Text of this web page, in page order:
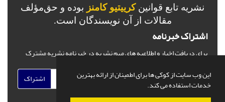
این وب سایت از کوکی ها برای اطمینان از ارائه بهترین
خدمات استفاده می کند.
نشریه تابع قوانینکرییتیو کامنز بوده و حق‌مؤلف
مقالات از آن نویسندگان است.
اشتراک خبرنامه
برای دریافت اخبار و اطلاعیه های مهم نشریه در خبرنامه نشریه مشترک
اشتراک